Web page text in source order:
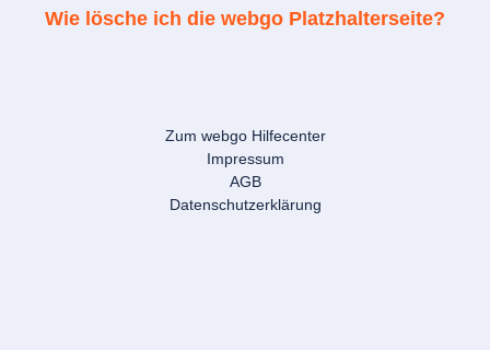
Wie lösche ich die webgo Platzhalterseite?
Zum webgo Hilfecenter
Impressum
AGB
Datenschutzerklärung